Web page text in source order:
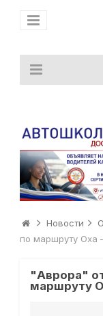
Новости
по маршруту Оха
"Аврора"
маршруту